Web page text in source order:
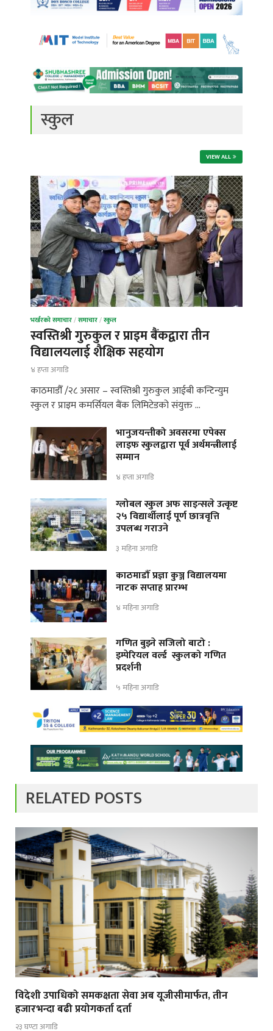
स्कुल
VIEW ALL
भर्खरको समाचार/समाचार/स्कुल
स्वस्तिश्री गुरुकुल र प्राइम बैंकद्वारा तीन
विद्यालयलाई शैक्षिक सहयोग
४ हप्ता अगाडि
काठमाडौँ /२८ असार – स्वस्तिश्री गुरुकुल आईबी कन्टिन्युम
स्कुल र प्राइम कमर्सियल बैंक लिमिटेडको संयुक्त …
भानुजयन्तीको अवसरमा एपेक्स
लाइफ स्कुलद्वारा पूर्व अर्थमन्त्रीलाई
सम्मान
४ हप्ता अगाडि
ग्लोबल स्कुल अफ साइन्सले उत्कृष्ट
२५ विद्यार्थीलाई पूर्ण छात्रवृत्ति
उपलब्ध गराउने
३ महिना अगाडि
काठमाडौँ प्रज्ञा कुञ्ज विद्यालयमा
नाटक सप्ताह प्रारम्भ
४ महिना अगाडि
गणित बुझ्ने सजिलो बाटो :
इम्पेरियल वर्ल्ड स्कुलको गणित
प्रदर्शनी
५ महिना अगाडि
RELATED POSTS
विदेशी उपाधिको समकक्षता सेवा अब यूजीसीमार्फत, तीन
हजारभन्दा बढी प्रयोगकर्ता दर्ता
२३ घण्टा अगाडि